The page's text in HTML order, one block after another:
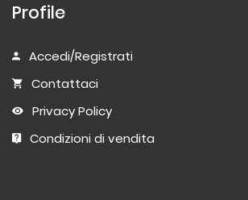
Profile
Accedi/Registrati
Contattaci
Privacy Policy
Condizioni di vendita